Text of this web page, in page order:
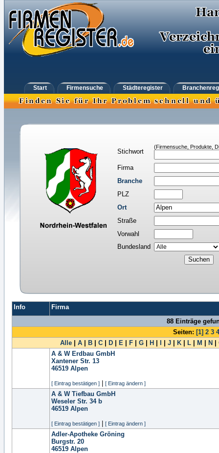
Start Firmensuche Städteregister
Stichwort
(Firmensuche, Produkte,
Firma
Branche
PLZ
Ort
Straße
Vorwahl
Bundesland
Info
Firma
88 Einträge
Seiten: [1] 2 3 4
Alle
A B C D E F G H J K L M N
A & W Erdbau GmbH
Xantener Str. 13
46519 Alpen
[ Eintrag bestätigen ] [ Eintrag ändern ]
A & W Tiefbau GmbH
Weseler Str. 34 b
46519 Alpen
[ Eintrag bestätigen ] [ Eintrag ändern ]
Adler-Apotheke Gröning
Burgstr. 20
46519 Alpen